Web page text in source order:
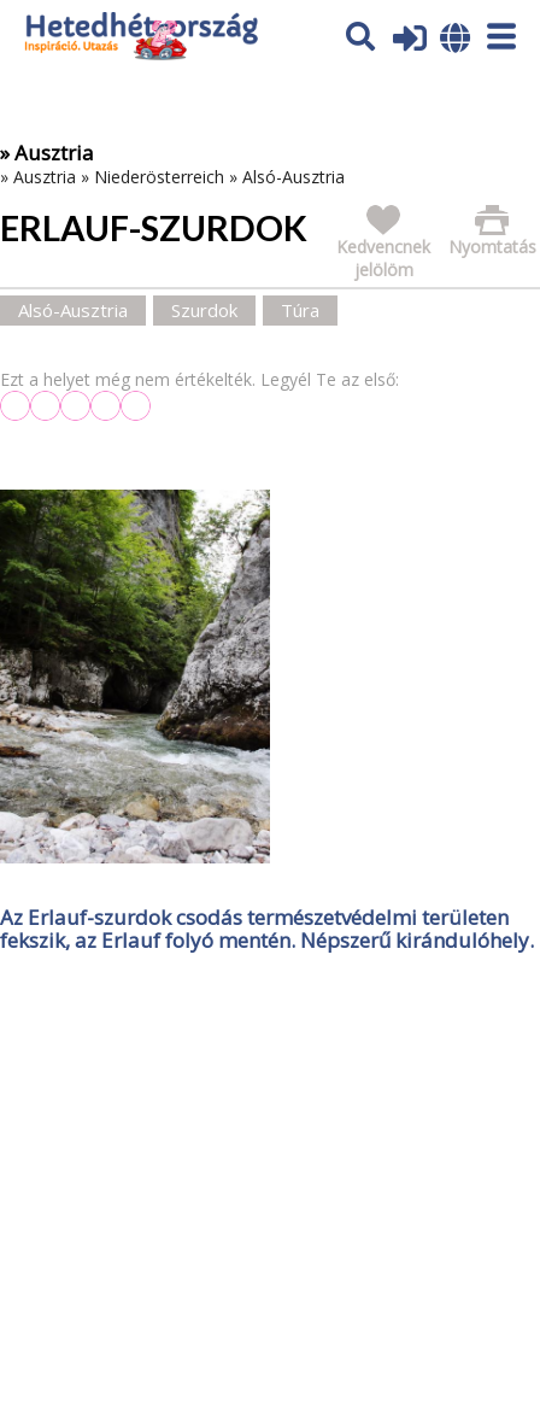
Az oldal sütiket (cookies) használ. További tájékoztatás itt:
Adatvédelmi tájékoztató
» Ausztria
» Ausztria » Niederösterreich » Alsó-Ausztria
ERLAUF-SZURDOK Nyomtatás
Kedvencnek
jelölöm
Alsó-Ausztria Szurdok Túra
Ezt a helyet még nem értékelték. Legyél Te az első:
Az Erlauf-szurdok csodás természetvédelmi területen
fekszik, az Erlauf folyó mentén. Népszerű kirándulóhely.